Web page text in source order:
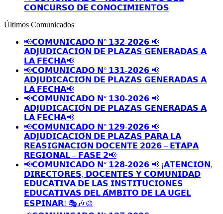
𝗖𝗢𝗡𝗖𝗨𝗥𝗦𝗢 𝗗𝗘 𝗖𝗢𝗡𝗢𝗖𝗜𝗠𝗜𝗘𝗡𝗧𝗢𝗦
Últimos Comunicados
📢𝗖𝗢𝗠𝗨𝗡𝗜𝗖𝗔𝗗𝗢 𝗡° 𝟭𝟯𝟮-𝟮𝟬𝟮𝟲 📢
𝗔𝗗𝗝𝗨𝗗𝗜𝗖𝗔𝗖𝗜𝗢́𝗡 𝗗𝗘 𝗣𝗟𝗔𝗭𝗔𝗦 𝗚𝗘𝗡𝗘𝗥𝗔𝗗𝗔𝗦 𝗔
𝗟𝗔 𝗙𝗘𝗖𝗛𝗔📢
📢𝗖𝗢𝗠𝗨𝗡𝗜𝗖𝗔𝗗𝗢 𝗡° 𝟭𝟯𝟭-𝟮𝟬𝟮𝟲 📢
𝗔𝗗𝗝𝗨𝗗𝗜𝗖𝗔𝗖𝗜𝗢́𝗡 𝗗𝗘 𝗣𝗟𝗔𝗭𝗔𝗦 𝗚𝗘𝗡𝗘𝗥𝗔𝗗𝗔𝗦 𝗔
𝗟𝗔 𝗙𝗘𝗖𝗛𝗔📢
📢𝗖𝗢𝗠𝗨𝗡𝗜𝗖𝗔𝗗𝗢 𝗡° 𝟭𝟯𝟬-𝟮𝟬𝟮𝟲 📢
𝗔𝗗𝗝𝗨𝗗𝗜𝗖𝗔𝗖𝗜𝗢́𝗡 𝗗𝗘 𝗣𝗟𝗔𝗭𝗔𝗦 𝗚𝗘𝗡𝗘𝗥𝗔𝗗𝗔𝗦 𝗔
𝗟𝗔 𝗙𝗘𝗖𝗛𝗔📢
📢𝗖𝗢𝗠𝗨𝗡𝗜𝗖𝗔𝗗𝗢 𝗡° 𝟭𝟮𝟵-𝟮𝟬𝟮𝟲 📢
𝗔𝗗𝗝𝗨𝗗𝗜𝗖𝗔𝗖𝗜𝗢́𝗡 𝗗𝗘 𝗣𝗟𝗔𝗭𝗔𝗦 𝗣𝗔𝗥𝗔 𝗟𝗔
𝗥𝗘𝗔𝗦𝗜𝗚𝗡𝗔𝗖𝗜𝗢́𝗡 𝗗𝗢𝗖𝗘𝗡𝗧𝗘 𝟮𝟬𝟮𝟲 – 𝗘𝗧𝗔𝗣𝗔
𝗥𝗘𝗚𝗜𝗢𝗡𝗔𝗟 – 𝗙𝗔𝗦𝗘 𝟮📢
📢𝗖𝗢𝗠𝗨𝗡𝗜𝗖𝗔𝗗𝗢 𝗡° 𝟭𝟮𝟴-𝟮𝟬𝟮𝟲 📢 ¡𝗔𝗧𝗘𝗡𝗖𝗜𝗢́𝗡,
𝗗𝗜𝗥𝗘𝗖𝗧𝗢𝗥𝗘𝗦, 𝗗𝗢𝗖𝗘𝗡𝗧𝗘𝗦 𝗬 𝗖𝗢𝗠𝗨𝗡𝗜𝗗𝗔𝗗
𝗘𝗗𝗨𝗖𝗔𝗧𝗜𝗩𝗔 𝗗𝗘 𝗟𝗔𝗦 𝗜𝗡𝗦𝗧𝗜𝗧𝗨𝗖𝗜𝗢𝗡𝗘𝗦
𝗘𝗗𝗨𝗖𝗔𝗧𝗜𝗩𝗔𝗦 𝗗𝗘𝗟 𝗔́𝗠𝗕𝗜𝗧𝗢 𝗗𝗘 𝗟𝗔 𝗨𝗚𝗘𝗟
𝗘𝗦𝗣𝗜𝗡𝗔𝗥! 🎭🎶🎨